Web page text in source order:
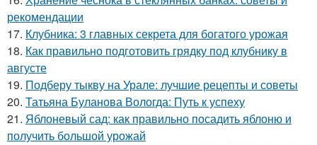
рекомендации
17. Клубника: 3 главных секрета для богатого урожая
18. Как правильно подготовить грядку под клубнику в
августе
19. Подберу тыкву на Урале: лучшие рецепты и советы
20. Татьяна Буланова Вологда: Путь к успеху
21. Яблоневый сад: как правильно посадить яблоню и
получить большой урожай